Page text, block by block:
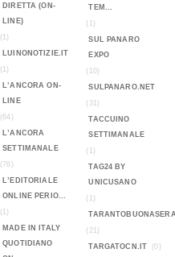
DIRETTA (ON-
LINE)
(1)
LUINONOTIZIE.IT
(1)
L’ANCORA ON-
LINE
(64)
L’ANCORA
SETTIMANALE
(76)
L’EDITORIALE
ONLINE PERIO...
(1)
MADE IN ITALY
QUOTIDIANO
TEM...
(1)
SUL PANARO
EXPO
(10)
SULPANARO.NET
(31)
TACCUINO
SETTIMANALE
(1)
TAG24 BY
UNICUSANO
(1)
(21)
TARGATOCN.IT
(0)